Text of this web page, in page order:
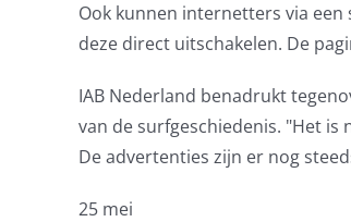
Ook kunnen internetters via een
deze direct uitschakelen. De
IAB Nederland benadrukt
van de surfgeschiedenis. "Het
De advertenties zijn er nog
25 mei